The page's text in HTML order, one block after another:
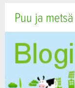
Puu ja metsä